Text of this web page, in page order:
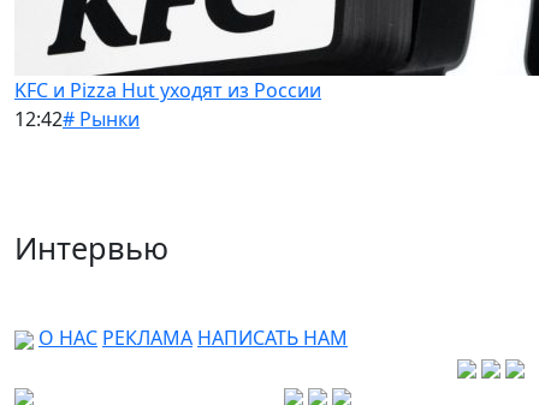
KFC и Pizza Hut уходят из России
12:42# Рынки
Интервью
О НАС РЕКЛАМА НАПИСАТЬ НАМ